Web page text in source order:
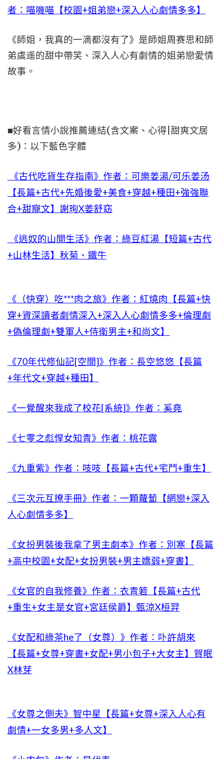
者：喵嘰喵【校園+姐弟戀+深入人心劇情多多】
《師姐，我真的一滴都沒有了》是師姐周赛思和師
弟虞遥的甜中帶笑、深入人心有劇情的姐弟戀愛情
故事。
■好看言情小說推薦連結(含文案、心得|甜爽文居
多)：以下藍色字體
《古代吃貨生存指南》作者：可樂姜湯/可乐姜汤
【長篇+古代+先婚後愛+美食+穿越+種田+強強聯
合+甜寵文】謝珣X姜舒窈
《逃奴的山間生活》作者：綠豆紅湯【短篇+古代
+山林生活】秋菊、鐵牛
《（快穿）吃***肉之旅》作者：紅燒肉【長篇+快
穿+資深讀者劇情深入+深入人心劇情多多+倫理劇
+偽倫理劇+雙軍人+侍衛男主+和尚文】
《70年代修仙記[空間]》作者：長空悠悠【長篇
+年代文+穿越+種田】
《一覺醒來我成了校花[系統]》作者：奚堯
《七零之彪悍女知青》作者：桃花露
《九重紫》作者：吱吱【長篇+古代+宅鬥+重生】
《三次元互撩手冊》作者：一顆蘿蔔【網戀+深入
人心劇情多多】
《女扮男裝後我拿了男主劇本》作者：別寒【長篇
+高中校園+女配+女扮男裝+男主嬌弱+穿書】
《女官的自我修養》作者：衣青箬【長篇+古代
+重生+女主是女官+宮廷侯爵】甄涼X桓羿
《女配和綠茶he了（女尊）》作者：卟許胡來
【長篇+女尊+穿書+女配+男小包子+大女主】賀眠
X林芽
《女尊之側夫》智中星【長篇+女尊+深入人心有
劇情+一女多男+多人文】